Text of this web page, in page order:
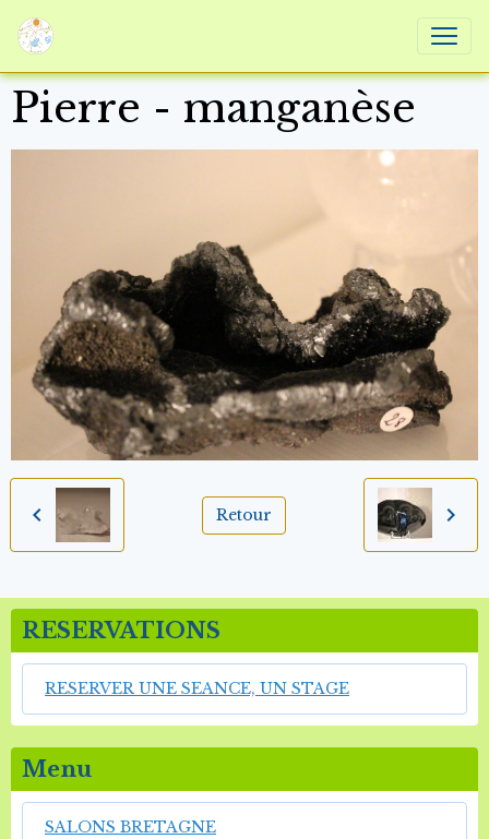
Pierre - manganèse
Retour
RESERVATIONS
RESERVER UNE SEANCE, UN STAGE
Menu
SALONS BRETAGNE